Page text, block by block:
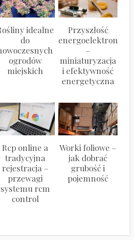
idealne
do
ogrodów
miejskich
Przyszłość
energoelektroniki
–
miniaturyzacja
i efektywność
energetyczna
Rcp online a
tradycyjna
rejestracja –
przewagi
systemu rcm
control
Worki foliowe –
jak dobrać
grubość i
pojemność